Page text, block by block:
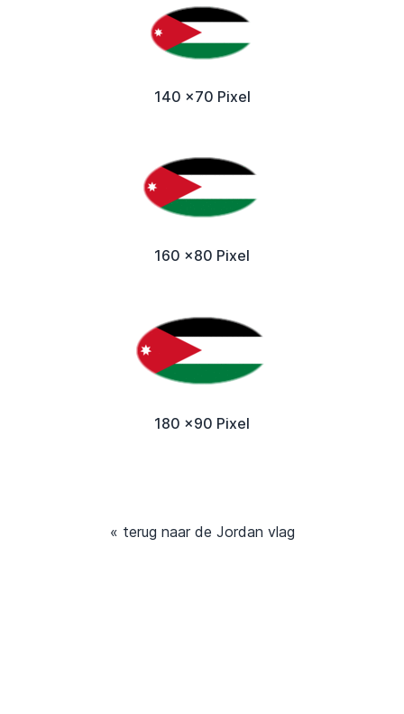
140 x70 Pixel
160 x80 Pixel
180 x90 Pixel
« terug naar de Jordan vlag